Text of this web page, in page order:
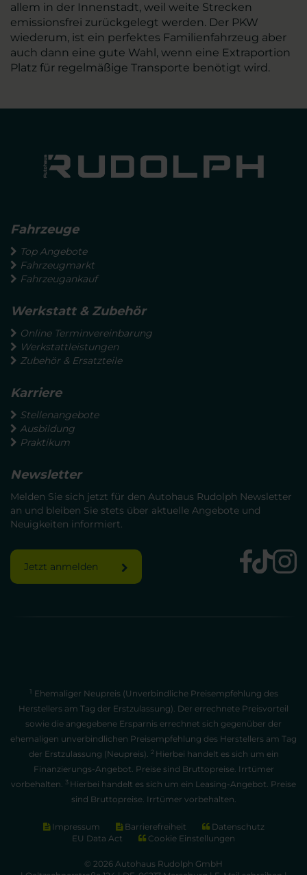
allem in der Innenstadt, weil weite Strecken
emissionsfrei zurückgelegt werden. Der PKW
wiederum, ist ein perfektes Familienfahrzeug aber
auch dann eine gute Wahl, wenn eine Extraportion
Platz für regelmäßige Transporte benötigt wird.
Fahrzeuge
Top Angebote
Fahrzeugmarkt
Fahrzeugankauf
Werkstatt & Zubehör
Online Terminvereinbarung
Werkstattleistungen
Zubehör & Ersatzteile
Karriere
Stellenangebote
Ausbildung
Praktikum
Newsletter
Melden Sie sich jetzt für den Autohaus Rudolph Newsletter
an und bleiben Sie stets über aktuelle Angebote und
Neuigkeiten informiert.
Jetzt anmelden
1 Ehemaliger Neupreis (Unverbindliche Preisempfehlung des
Herstellers am Tag der Erstzulassung). Der errechnete Preisvorteil
sowie die angegebene Ersparnis errechnet sich gegenüber der
ehemaligen unverbindlichen Preisempfehlung des Herstellers am Tag
der Erstzulassung (Neupreis). 2 Hierbei handelt es sich um ein
Finanzierungs-Angebot. Preise sind Bruttopreise. Irrtümer
vorbehalten. 3 Hierbei handelt es sich um ein Leasing-Angebot. Preise
sind Bruttopreise. Irrtümer vorbehalten.
Impressum Barrierefreiheit
Datenschutz
EU Data Act
Cookie Einstellungen
© 2026 Autohaus Rudolph GmbH